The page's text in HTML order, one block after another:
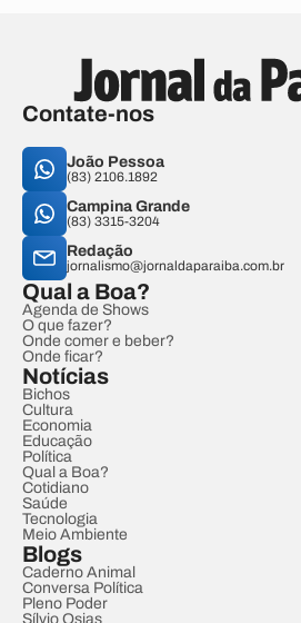
Contate-nos
João Pessoa
(83) 2106.1892
Campina Grande
(83) 3315-3204
Redação
jornalismo@jornaldaparaiba.com.br
Qual a Boa?
Agenda de Shows
O que fazer?
Onde comer e beber?
Onde ficar?
Notícias
Bichos
Cultura
Economia
Educação
Política
Qual a Boa?
Cotidiano
Saúde
Tecnologia
Meio Ambiente
Blogs
Caderno Animal
Conversa Política
Pleno Poder
Sílvio Osias